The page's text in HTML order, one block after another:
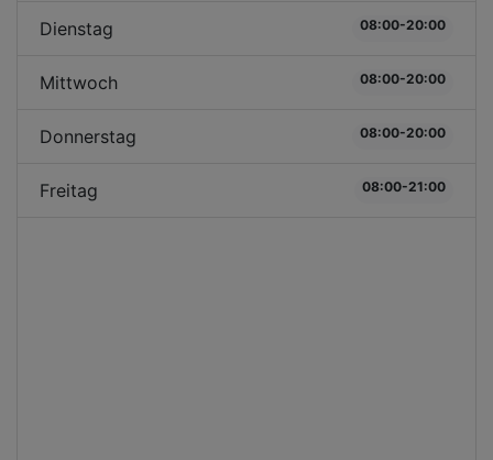
Dienstag 08:00-20:00
Mittwoch 08:00-20:00
Donnerstag 08:00-20:00
Freitag 08:00-21:00